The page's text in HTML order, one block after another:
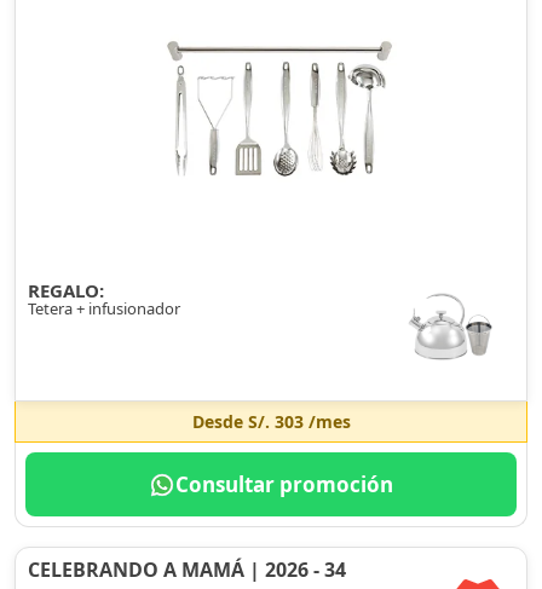
REGALO:
Tetera + infusionador
Desde S/. 303/mes
Consultar promoción
CELEBRANDO A MAMÁ | 2026 - 34